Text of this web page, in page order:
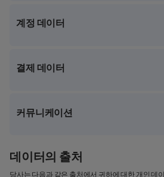
계정 데이터
결제 데이터
커뮤니케이션
데이터의 출처
당사는 다음과 같은 출처에서 귀하에 대한 개인 데